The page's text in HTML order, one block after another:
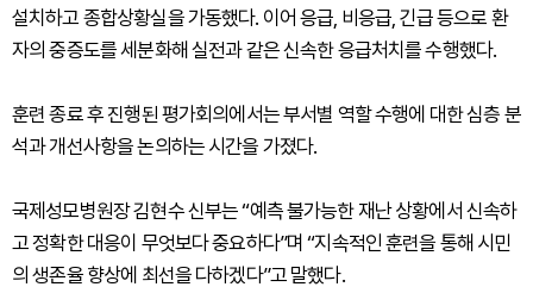
설치하고 종합상황실을 가동했다. 이어 응급, 비응급, 긴급 등으로 환
자의 중증도를 세분화해 실전과 같은 신속한 응급처치를 수행했다.
훈련 종료 후 진행된 평가회의에서는 부서별 역할 수행에 대한 심층 분
석과 개선사항을 논의하는 시간을 가졌다.
국제성모병원장 김현수 신부는 “예측 불가능한 재난 상황에서 신속하
고 정확한 대응이 무엇보다 중요하다”며 “지속적인 훈련을 통해 시민
의 생존율 향상에 최선을 다하겠다”고 말했다.